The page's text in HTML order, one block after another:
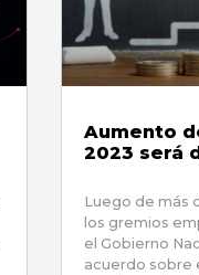
Aumento
2023 será
Luego de más
los gremios
el Gobierno
acuerdo sobre